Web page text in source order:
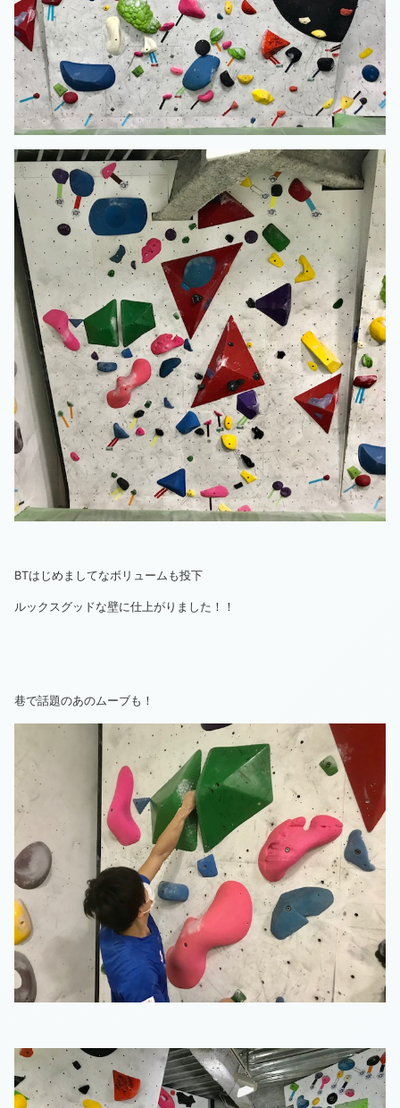
BTはじめましてなボリュームも投下
ルックスグッドな壁に仕上がりました！！
巷で話題のあのムーブも！